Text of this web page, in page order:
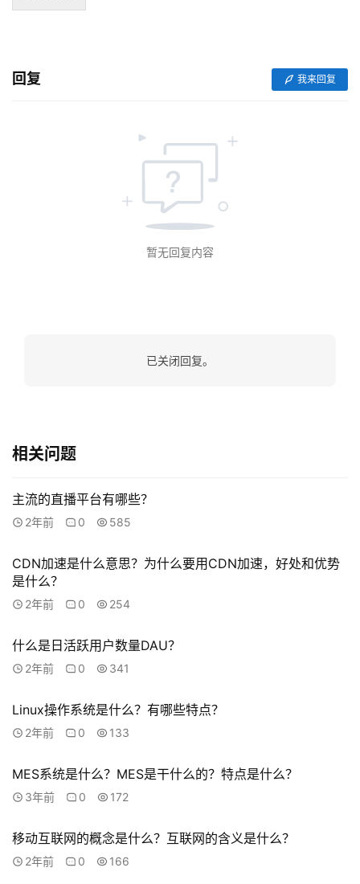
销
见
联
回复 我来回复
暂无回复内容
已关闭回复。
相关问题
主流的直播平台有哪些？
2年前 0 585
CDN加速是什么意思？为什么要用CDN加速，好处和优势
是什么？
2年前 0 254
什么是日活跃用户数量DAU？
2年前 0 341
Linux操作系统是什么？有哪些特点？
2年前 0 133
MES系统是什么？MES是干什么的？特点是什么？
3年前 0 172
移动互联网的概念是什么？互联网的含义是什么？
2年前 0 166